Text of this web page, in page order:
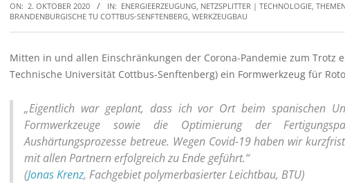
ON: 2. OKTOBER 2020 IN: ENERGIEERZEUGUNG, NETZSPLITTER | TECHNOLOGIE,
BRANDENBURGISCHE TU COTTBUS-SENFTENBERG, WERKZEUGBAU
Mitten in und allen Einschränkungen der Corona-Pandemie zum
Technische Universität Cottbus-Senftenberg) ein Formwerkzeug für
„Eigentlich war geplant, dass ich vor Ort beim spanischen
Formwerkzeuge sowie die Optimierung der
Aushärtungsprozesse betreue. Wegen Covid-19 haben wir
mit allen Partnern erfolgreich zu Ende geführt.“
(Jonas Krenz, Fachgebiet polymerbasierter Leichtbau, BTU)